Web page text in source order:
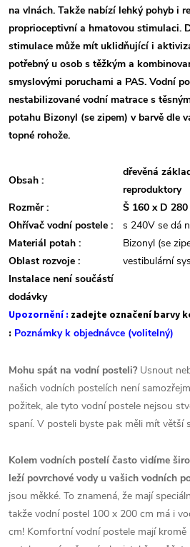
na vlnách. Takže nabízí lehký pohyb i
proprioceptivní a hmatovou stimulaci.
stimulace může mít uklidňující i
potřebný u osob s těžkým a
smyslovými poruchami a PAS. Vodní
nestabilizované vodní matrace s
potahu Bizonyl (se zipem) v barvě dle
topné rohože.
Obsah :
dřevěná
reproduktory
Rozměr :
Š 160 x D
Ohřívač vodní postele :
s 240V se dá
Materiál potah :
Bizonyl (se
Oblast rozvoje :
vestibulární
Instalace není součástí
dodávky
Upozornění : zadejte označení barvy
: Poznámky k objednávce (volitelný)
Mohu spát na vodní posteli? Usnout
našich vodních postelích není
požitek, ale tyto vodní postele nejsou
spaní. V posteli byste pak měli mít větší
Kolem vodních postelí často vidíme
leží povrchové vody u vašich vodních
jsou měkké. To znamená, že mají
takže vodní postel 100 x 200 cm má i
cm! Komfortní vodní postele mají